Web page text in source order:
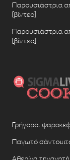
Παρουσιάστρια
[βίντεο]
Παρουσιάστρια
[βίντεο]
Γρήγοροι
Παγωτό